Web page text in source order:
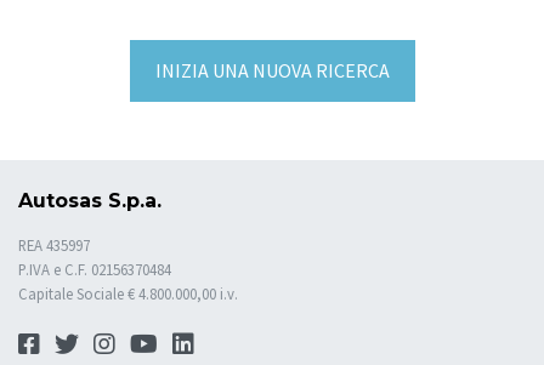
INIZIA UNA NUOVA RICERCA
Autosas S.p.a.
REA 435997
P.IVA e C.F. 02156370484
Capitale Sociale € 4.800.000,00 i.v.